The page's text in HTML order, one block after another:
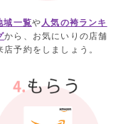
域一覧や 人気の袴ランキ
から、お気にいりの店舗
店予約をしましょう。